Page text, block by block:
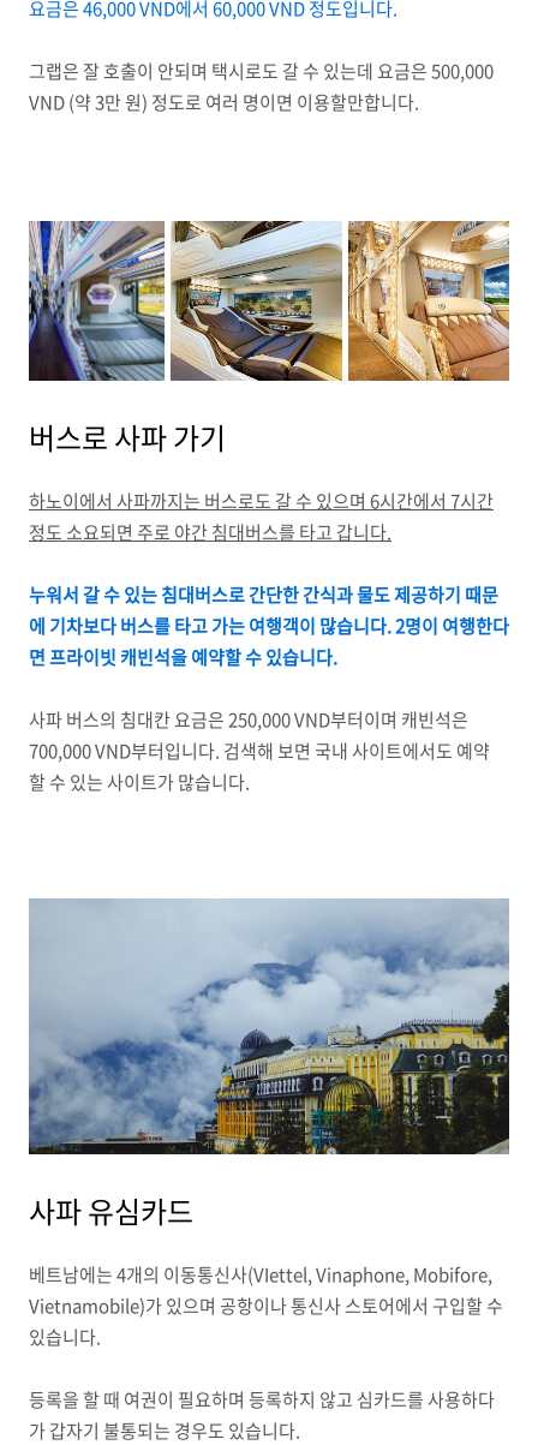
요금은 46,000 VND에서 60,000 VND 정도입니다.
그랩은 잘 호출이 안되며 택시로도 갈 수 있는데 요금은 500,000
VND (약 3만 원) 정도로 여러 명이면 이용할만합니다.
버스로 사파 가기
하노이에서 사파까지는 버스로도 갈 수 있으며 6시간에서 7시간
정도 소요되면 주로 야간 침대버스를 타고 갑니다.
누워서 갈 수 있는 침대버스로 간단한 간식과 물도 제공하기 때문
에 기차보다 버스를 타고 가는 여행객이 많습니다. 2명이 여행한다
면 프라이빗 캐빈석을 예약할 수 있습니다.
사파 버스의 침대칸 요금은 250,000 VND부터이며 캐빈석은
700,000 VND부터입니다. 검색해 보면 국내 사이트에서도 예약
할 수 있는 사이트가 많습니다.
사파 유심카드
베트남에는 4개의 이동통신사(VIettel, Vinaphone, Mobifore,
Vietnamobile)가 있으며 공항이나 통신사 스토어에서 구입할 수
있습니다.
등록을 할 때 여권이 필요하며 등록하지 않고 심카드를 사용하다
가 갑자기 불통되는 경우도 있습니다.